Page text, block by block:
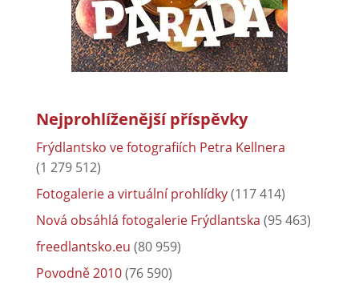
Nejprohlíženější příspěvky
Frýdlantsko ve fotografiích Petra Kellnera
(1 279 512)
Fotogalerie a virtuální prohlídky(117 414)
Nová obsáhlá fotogalerie Frýdlantska (95 463)
freedlantsko.eu (80 959)
Povodně 2010(76 590)